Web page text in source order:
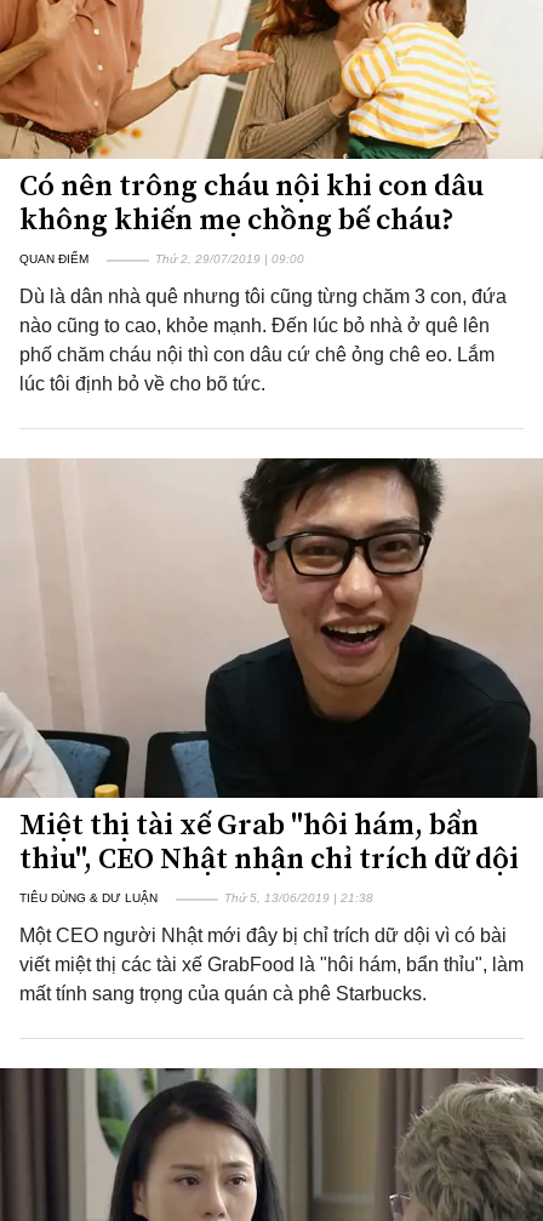
Có nên trông cháu nội khi con dâu
không khiến mẹ chồng bế cháu?
QUAN ĐIỂM Thứ 2, 29/07/2019 | 09:00
Dù là dân nhà quê nhưng tôi cũng từng chăm 3 con, đứa
nào cũng to cao, khỏe mạnh. Đến lúc bỏ nhà ở quê lên
phố chăm cháu nội thì con dâu cứ chê ỏng chê eo. Lắm
lúc tôi định bỏ về cho bõ tức.
Miệt thị tài xế Grab "hôi hám, bẩn
thỉu", CEO Nhật nhận chỉ trích dữ dội
TIÊU DÙNG & DƯ LUẬN Thứ 5, 13/06/2019 | 21:38
Một CEO người Nhật mới đây bị chỉ trích dữ dội vì có bài
viết miệt thị các tài xế GrabFood là "hôi hám, bẩn thỉu", làm
mất tính sang trọng của quán cà phê Starbucks.